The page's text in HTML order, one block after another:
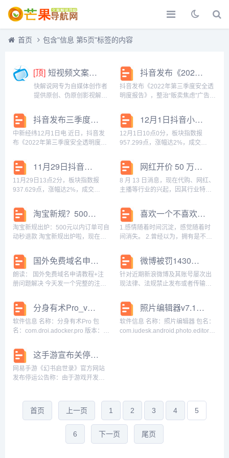
首页 包含"信息 第5页"标签的内容
[顶] 短视频文案解说-快解说网
快解说网专为自媒体创作者
提供原创、伪原创影视解说
最全最好的影视解说分享
网。...
抖音发布《2022年第三季度安全透明度报告》，整治“贩卖焦虑”广告近3万条
抖音发布《2022年第三季度安全透
明度报告》，整治“贩卖焦虑”广告近
上游新闻 近日，抖音发布《2022年
第三季度安全透明度报告》（以下
简...
抖音发布三季度安全透明度报告，整治贩卖焦虑广告近3万条
中新经纬12月1日电 近日，抖音发
布《2022年第三季度安全透明度报
显示通过重点整治，平台不规范表
达减少超过30%，不实信息被举报
量同比下降36.7%，整治贩卖焦虑
广...
12月1日抖音小店板块涨幅达2%
12月1日10点0分，板块指数报
957.299点，涨幅达2%，成交
股中，涨幅最大的前5个股为：报
40.53元，涨9.54%；报37.84元，
涨6.44%；报3...
11月29日抖音小店板块涨幅达2%
11月29日13点2分，板块指数报
937.629点，涨幅达2%，成交
股中，涨幅最大的前5个股为：报
13.78元，涨5.27%；报2.43元，涨
5.19%；报2...
网红开价 50 万元卖微信号被法院驳回：买卖协议无效
8 月 13 日消息，现在代购、网红、
主播等行业的兴起，因其行业特殊
量的客户资源，这时候，号主想将
这些账号出售，那这笔交易可以达
成吗？对此，江阴市人民法院就有
一起关于...
淘宝新规？500元以内订单可以自动秒退款
淘宝新规出炉：500元以内订单可自
动秒退款 淘宝新规出炉啦，现在如
订单）或者天猫店铺任意金额订
单，无需等待，系统会自动进行“未
发货秒退款”处理，虚拟、订制等特
殊...
喜欢一个不喜欢自己人的伤感说说 喜欢一个人得不到的伤感说说
1.感情随着时间沉淀，感觉随着时
间消失。 2.曾经以为，拥有是不容
剩下的话我们可以在盛夏慢慢说。
4.世上最珍贵亦是最不值钱的东西
叫真心。 5.爱一个人就...
国外免费域名申请教程+注册问题解决
朗读： 国外免费域名申请教程+注
册问题解决 今天发一个完整的注册
小惊喜哦） 这里有两种注册方式哦
━━━━━━━━━━━━━━━━━━━━━━
注册通用注意...
微博被罚1430万，因为软色情太多？
针对近期新浪微博及其账号屡次出
现法律、法规禁止发布或者传输的
规，责令其立即整改，严肃处理相
关责任人。 北京市互联网信息办公
室对新浪微博运营主体北京微梦创
科网络技术有...
分身有术Pro_v3.51.0纯净高级版
软件信息 名称：分身有术Pro 包
名：com.droi.adocker.pro 版本：
Android 7.1.2 简介...
照片编辑器v7.1无广告版 安卓P图神器
软件信息 名称：照片编辑器 包名：
com.iudesk.android.photo.editor
这手游宣布关停，账号将清空
网易手游《幻书启世录》官方网站
发布停运公告称：由于游戏开发运
营 公告称，2021年12月8日14时，
关闭全平台下载入口，同时...
首页 上一页 1 2 3 4 5
6 下一页 尾页